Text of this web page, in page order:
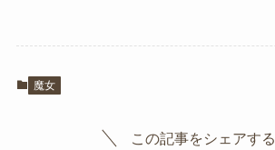
魔女
この記事をシェアする